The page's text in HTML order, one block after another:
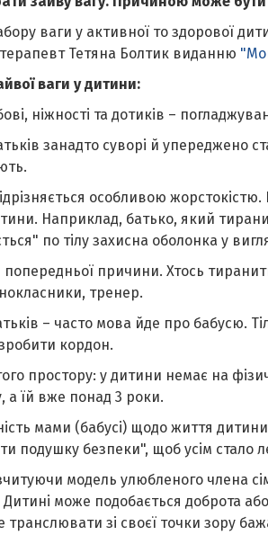
ваги у активної то здорової
Тетяна Болтик виданню
ваги у дитини:
ніжності та дотиків –
занадто суворі й упереджено
особливою
Наприклад, батько, який
по тілу захисна оболонка у
причини. Хтось
тренер.
– часто мова йде про бабусю.
кордон.
простору: у дитини немає на
а їй вже понад 3 роки.
мами (бабусі) щодо життя
подушку безпеки", щоб усім стало
модель улюбленого члена
може подобається доброта
транслювати зі своєї точки зору